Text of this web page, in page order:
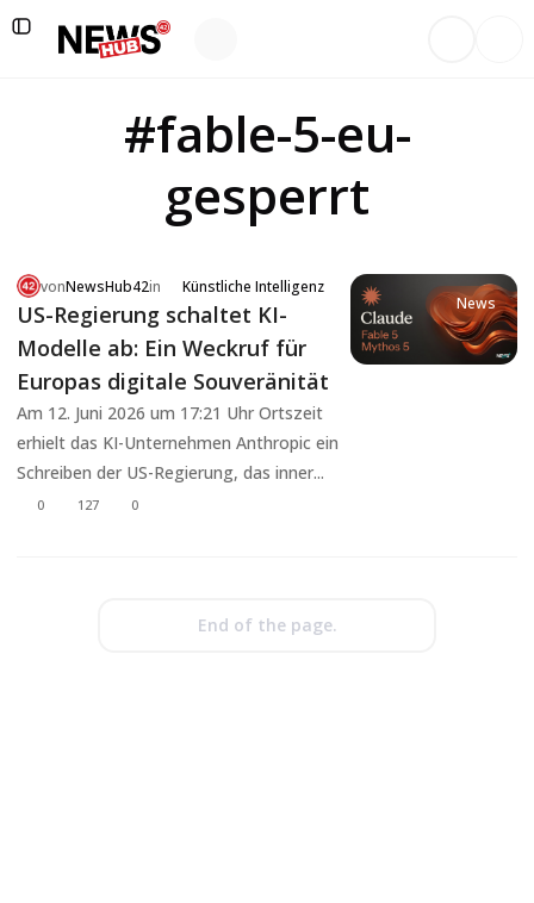
#fable-5-eu-
gesperrt
vonNewsHub42in Künstliche Intelligenz
US-Regierung schaltet KI-
Modelle ab: Ein Weckruf für
Europas digitale Souveränität
Am 12. Juni 2026 um 17:21 Uhr Ortszeit
erhielt das KI-Unternehmen Anthropic ein
Schreiben der US-Regierung, das inner...
0 127 0
News
End of the page.